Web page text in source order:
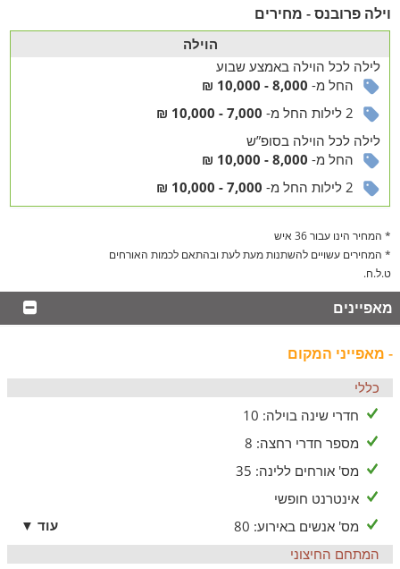
סאונה יבשה
פינת אוכל
לובי משותף עם מכונת קפה
מה במטבח
אוהבים לבשל? הגעתם למקום הנכון
בוילה תיהנו ממטבח מקצועי ומאובזר: מקרר ענק, מדיח כלים,
כיריים-גז, תנור אפייה, מיקרוגל, קומקום, בר מים וכלי מטבח.
חצר הוילה
בריכה ענקית, ג'קוזי והרבה ירוק בעיניים
בוילה פרובנס חצר רחבת ידיים המציעה את מיטב מתקני הפנאי
והנופש:
בריכה המקורה ומחוממת בימי החורף
שולחנות משחק (סנוקר ופינג-פונג)
ג'קוזי ספא גדול ומפנק
מיטות שיזוף, נדנדות ופינות ישיבה
את החצר עוטפות מדשאת מטופחות, עצי נוי וצמחייה עשירה
המעניקים יחד את התפאורה המושלמת לחופשה.
לציבור הדתי
לאורחינו מהציבור הדתי נספק פלטת שבת ומיחם במטבח. כמו כן,
בית הכנסת של היישוב נמצא במרחק הליכה.
בתשלום נוסף
ארוחות וטיפולים לשדרוג החוויה
וילה פרובנס - מחירים
הוילה
לילהלכל הוילה באמצע שבוע
החל מ- 8,000 - 10,000 ₪
2 לילות החל מ-
7,000 - 10,000 ₪
לילהלכל הוילה בסופ”ש
החל מ- 8,000 - 10,000 ₪
2 לילות החל מ-
7,000 - 10,000 ₪
* המחיר הינו עבור 36 איש
* המחירים עשויים להשתנות מעת לעת ובהתאם לכמות האורחים
ט.ל.ח.
מאפיינים
- מאפייני המקום
כללי
חדרי שינה בוילה: 10
מספר חדרי רחצה: 8
מס' אורחים ללינה: 35
אינטרנט חופשי
מס' אנשים באירוע: 80
עוד ▼
המתחם החיצוני